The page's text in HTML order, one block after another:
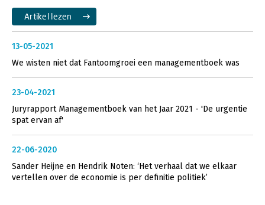
Artikel lezen
13-05-2021
We wisten niet dat Fantoomgroei een managementboek was
23-04-2021
Juryrapport Managementboek van het Jaar 2021 - 'De urgentie
spat ervan af'
22-06-2020
Sander Heijne en Hendrik Noten: ‘Het verhaal dat we elkaar
vertellen over de economie is per definitie politiek’